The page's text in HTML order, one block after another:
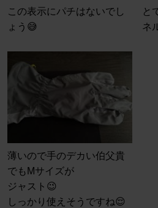
この表示にパチはないでし
ょう😅
と
ネ
薄いので手のデカい伯父貴
でもMサイズが
ジャスト😉
しっかり使えそうですね😌